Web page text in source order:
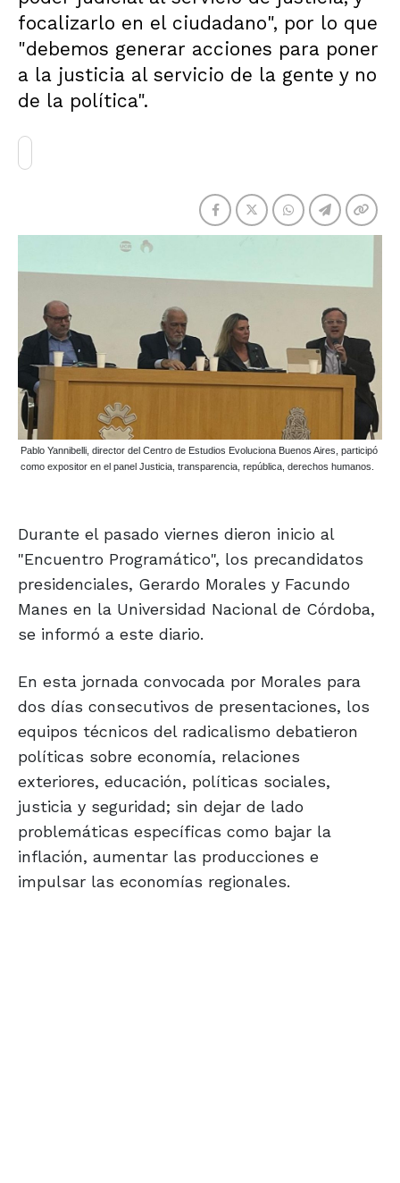
focalizarlo en el ciudadano", por lo que
"debemos generar acciones para poner
a la justicia al servicio de la gente y no
de la política".
Pablo Yannibelli, director del Centro de Estudios Evoluciona Buenos Aires, participó
como expositor en el panel Justicia, transparencia, república, derechos humanos.
Durante el pasado viernes dieron inicio al
"Encuentro Programático", los precandidatos
presidenciales, Gerardo Morales y Facundo
Manes en la Universidad Nacional de Córdoba,
se informó a este diario.
En esta jornada convocada por Morales para
dos días consecutivos de presentaciones, los
equipos técnicos del radicalismo debatieron
políticas sobre economía, relaciones
exteriores, educación, políticas sociales,
justicia y seguridad; sin dejar de lado
problemáticas específicas como bajar la
inflación, aumentar las producciones e
impulsar las economías regionales.